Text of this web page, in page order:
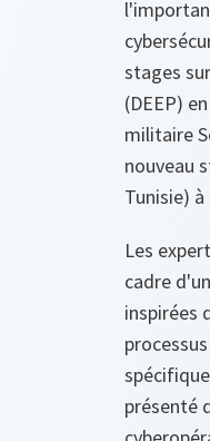
stages
(DEEP)
militaire
nouveau
Tunisie)
Les
cadre
inspirées
présenté